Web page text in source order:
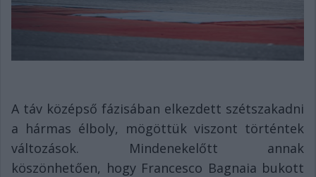
A táv középső fázisában elkezdett szétszakadni
a hármas élboly, mögöttük viszont történtek
változások. Mindenekelőtt annak
köszönhetően, hogy Francesco Bagnaia bukott